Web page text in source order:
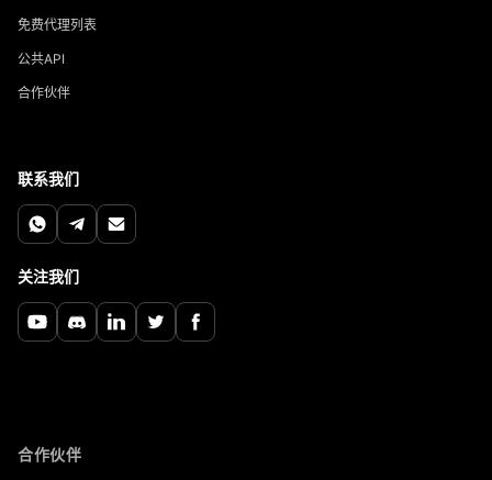
免费代理列表
公共API
合作伙伴
联系我们
关注我们
合作伙伴